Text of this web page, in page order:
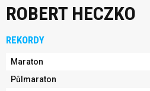
ROBERT HECZKO
REKORDY
Maraton
Půlmaraton